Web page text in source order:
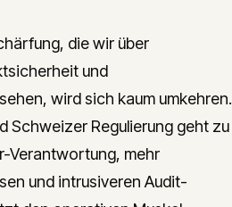
die wir über
und
wird sich kaum umkehren.
Schweizer Regulierung geht zu
Verantwortung, mehr
und intrusiveren Audit-